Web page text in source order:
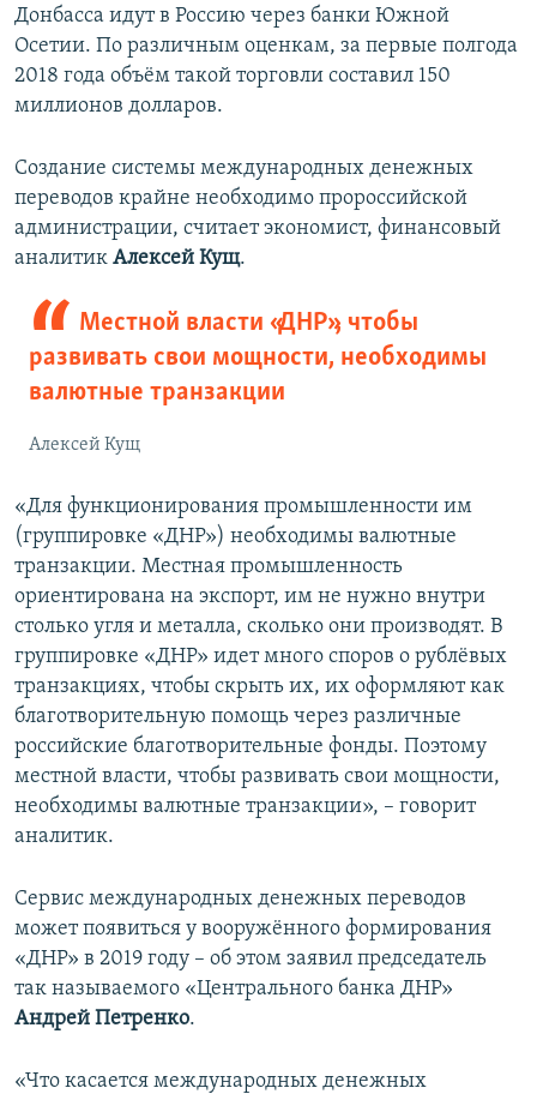
Донбасса идут в Россию через банки Южной
Осетии. По различным оценкам, за первые полгода
2018 года объём такой торговли составил 150
миллионов долларов.
Создание системы международных денежных
переводов крайне необходимо пророссийской
администрации, считает экономист, финансовый
аналитик Алексей Кущ.
Местной власти «ДНР», чтобы
развивать свои мощности, необходимы
валютные транзакции
Алексей Кущ
«Для функционирования промышленности им
(группировке «ДНР») необходимы валютные
транзакции. Местная промышленность
ориентирована на экспорт, им не нужно внутри
столько угля и металла, сколько они производят. В
группировке «ДНР» идет много споров о рублёвых
транзакциях, чтобы скрыть их, их оформляют как
благотворительную помощь через различные
российские благотворительные фонды. Поэтому
местной власти, чтобы развивать свои мощности,
необходимы валютные транзакции», – говорит
аналитик.
Сервис международных денежных переводов
может появиться у вооружённого формирования
«ДНР» в 2019 году – об этом заявил председатель
так называемого «Центрального банка ДНР»
Андрей Петренко.
«Что касается международных денежных